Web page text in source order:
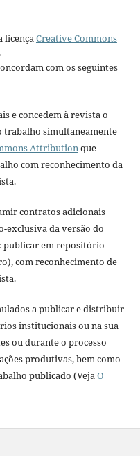
licençaCreative Commons
com os seguintes
e concedem à revista o
trabalho simultaneamente
Attributionque
com reconhecimento da
contratos adicionais
exclusiva da versão do
publicar em repositório
com reconhecimento de
a publicar e distribuir
institucionais ou na sua
ou durante o processo
produtivas, bem como
publicado (VejaO